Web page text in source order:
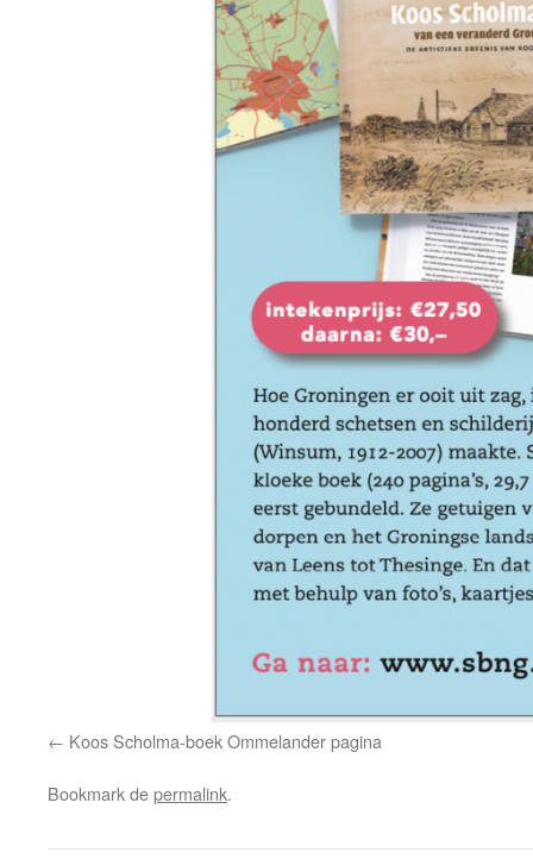
Koos Scholma-boek Ommelander pagina
Bookmark depermalink.